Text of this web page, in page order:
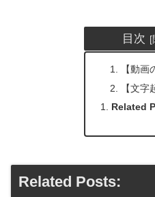
目次
【動画
【文字
Related
Related Posts: